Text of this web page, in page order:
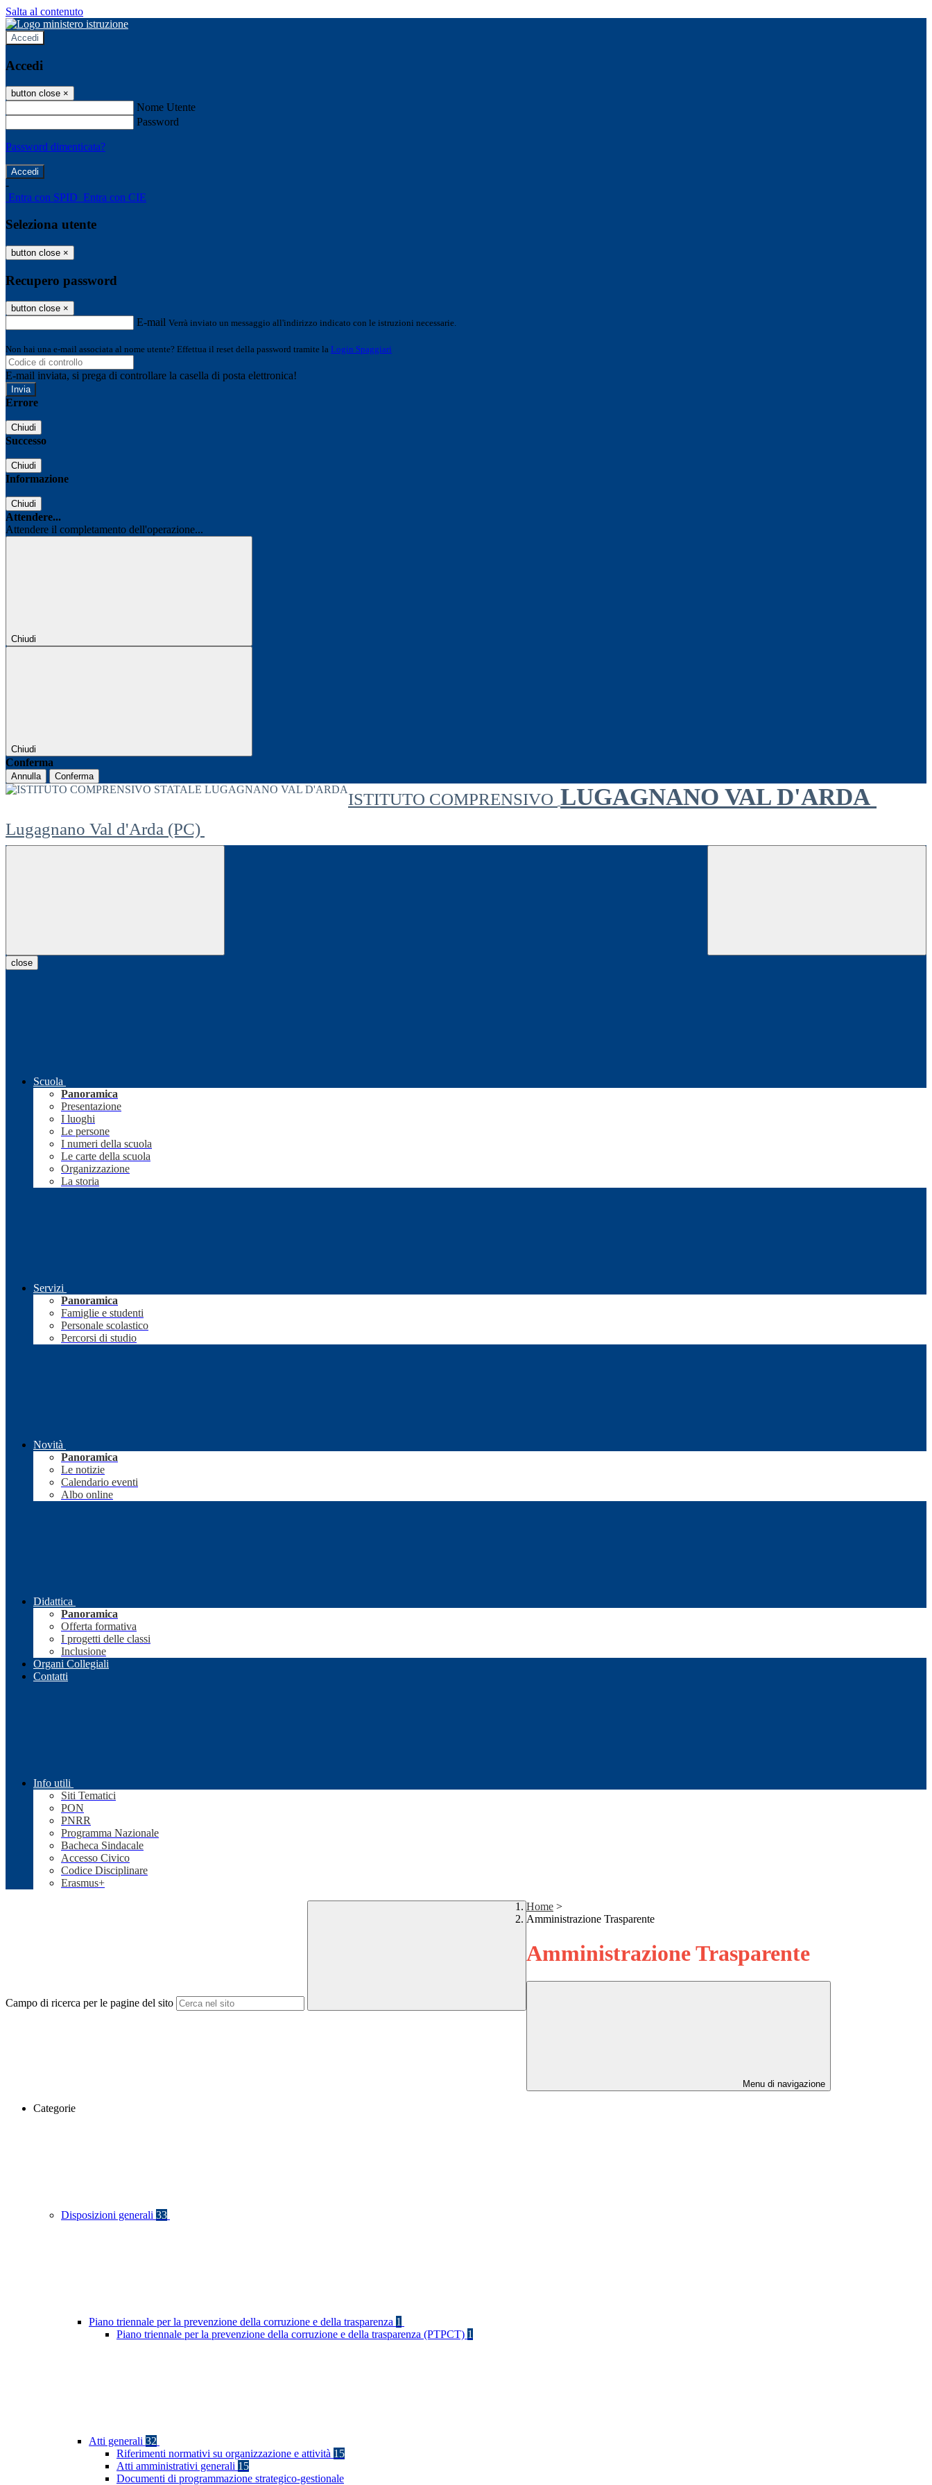
Salta al contenuto
Accedi
Accedi
button close ×
Nome Utente
Password
Password dimenticata?
-
Entra con SPID Entra con CIE
Seleziona utente
button close ×
Recupero password
button close ×
E-mail Verrà inviato un messaggio all'indirizzo indicato con le istruzioni necessarie.
Non hai una e-mail associata al nome utente? Effettua il reset della password tramite la Login Spaggiari
E-mail inviata, si prega di controllare la casella di posta elettronica!
Errore
Chiudi
Successo
Chiudi
Informazione
Chiudi
Attendere...
Attendere il completamento dell'operazione...
Chiudi
Chiudi
Conferma
Annulla Conferma
ISTITUTO COMPRENSIVO LUGAGNANO VAL D'ARDA
Lugagnano Val d'Arda (PC)
close
Scuola
Panoramica
Presentazione
I luoghi
Le persone
I numeri della scuola
Le carte della scuola
Organizzazione
La storia
Servizi
Panoramica
Famiglie e studenti
Personale scolastico
Percorsi di studio
Novità
Panoramica
Le notizie
Calendario eventi
Albo online
Didattica
Panoramica
Offerta formativa
I progetti delle classi
Inclusione
Organi Collegiali
Contatti
Info utili
Siti Tematici
PON
PNRR
Programma Nazionale
Bacheca Sindacale
Accesso Civico
Codice Disciplinare
Erasmus+
Campo di ricerca per le pagine del sito
Home >
Amministrazione Trasparente
Amministrazione Trasparente
Menu di navigazione
Categorie
Disposizioni generali 33
Piano triennale per la prevenzione della corruzione e della trasparenza 1
Piano triennale per la prevenzione della corruzione e della trasparenza (PTPCT) 1
Atti generali 32
Riferimenti normativi su organizzazione e attività 15
Atti amministrativi generali 15
Documenti di programmazione strategico-gestionale